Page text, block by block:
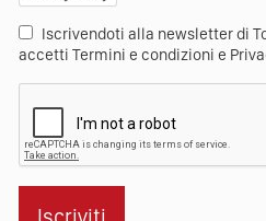
Iscrivendoti alla newsletter di
accetti Termini e condizioni e